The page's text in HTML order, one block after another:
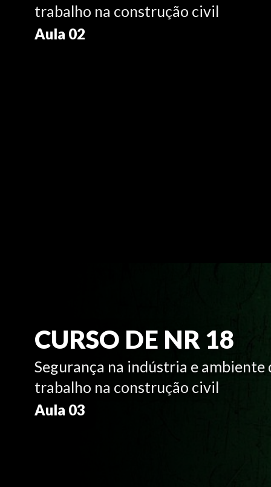
trabalho na construção civil
Aula 02
CURSO DE NR 18
Segurança na indústria e ambiente
trabalho na construção civil
Aula 03